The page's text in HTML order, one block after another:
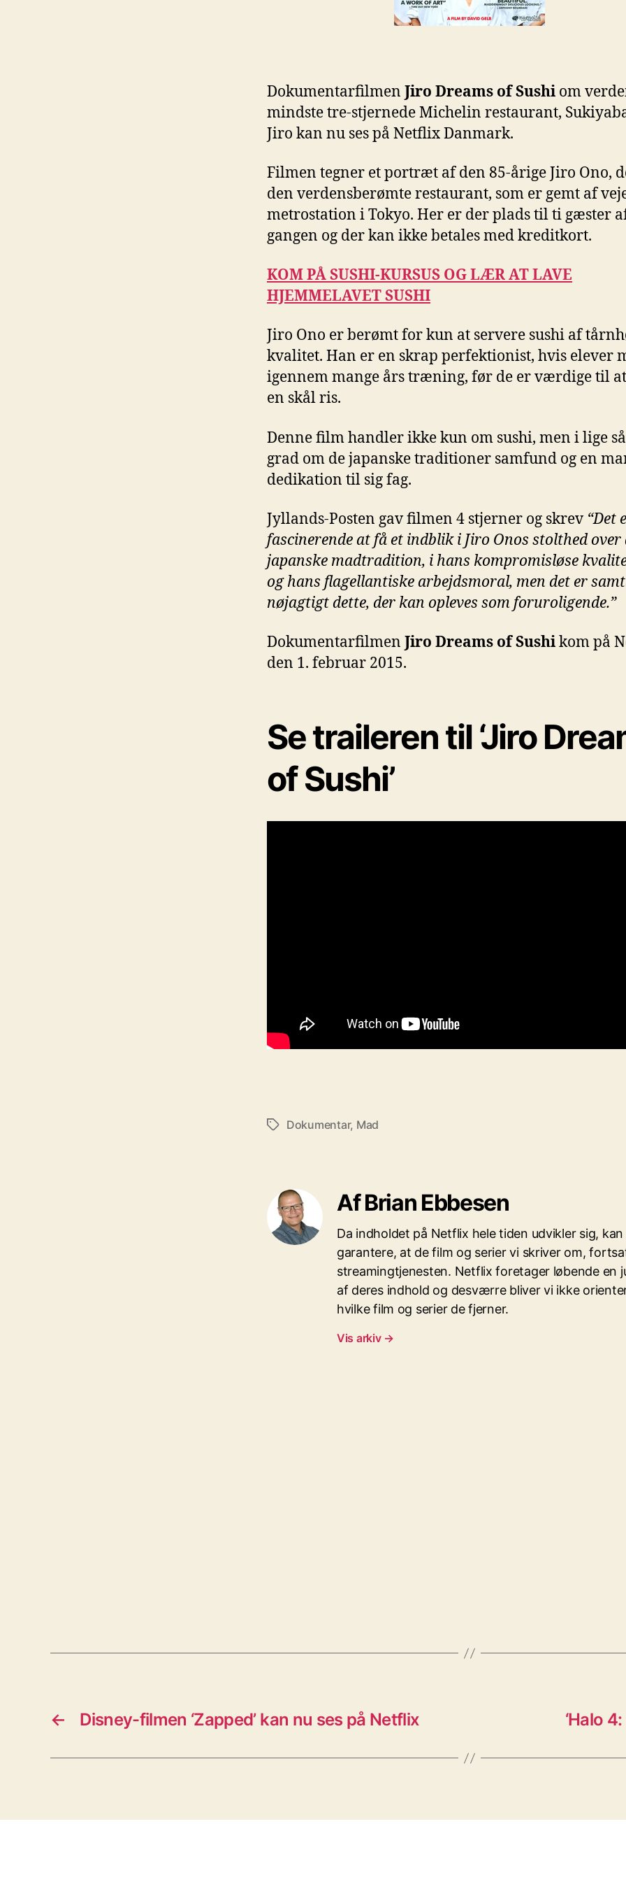
Dokumentarfilmen Jiro Dreams of Sushi om
mindste tre-stjernede Michelin restaurant,
Jiro kan nu ses på Netflix Danmark.
Filmen tegner et portræt af den 85-årige Jiro Ono,
den verdensberømte restaurant, som er gemt af
metrostation i Tokyo. Her er der plads til ti gæster
gangen og der kan ikke betales med kreditkort.
KOM PÅ SUSHI-KURSUS OG LÆR AT LAVE
HJEMMELAVET SUSHI
Jiro Ono er berømt for kun at servere sushi af
kvalitet. Han er en skrap perfektionist, hvis elever
igennem mange års træning, før de er værdige til
en skål ris.
Denne film handler ikke kun om sushi, men i lige
grad om de japanske traditioner samfund og en
dedikation til sig fag.
Jyllands-Posten gav filmen 4 stjerner og skrev “Det
fascinerende at få et indblik i Jiro Onos stolthed over
japanske madtradition, i hans kompromisløse
og hans flagellantiske arbejdsmoral, men det er
nøjagtigt dette, der kan opleves som foruroligende.”
Dokumentarfilmen Jiro Dreams of Sushikom på
den 1. februar 2015.
Se traileren til ‘Jiro
of Sushi’
TagsDokumentar, Mad
Af Brian Ebbesen
Da indholdet på Netflix hele tiden udvikler sig,
garantere, at de film og serier vi skriver om,
streamingtjenesten. Netflix foretager løbende en
af deres indhold og desværre bliver vi ikke
hvilke film og serier de fjerner.
Vis arkiv →
← Disney-filmen ‘Zapped’ kan nu ses på Netflix ‘Halo